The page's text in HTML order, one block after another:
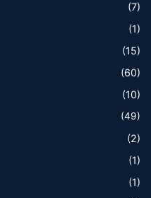
(7)
(1)
(15)
(60)
(10)
(49)
(2)
(1)
(1)